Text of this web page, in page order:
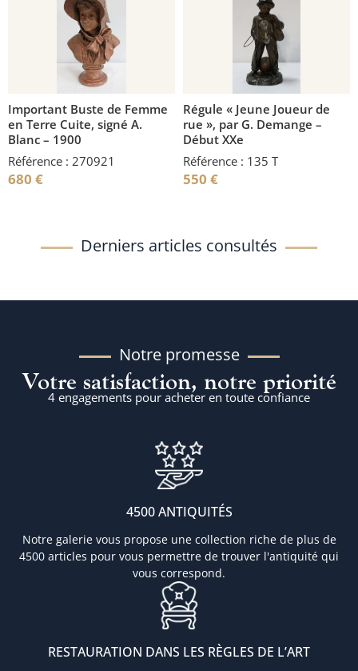
Important Buste de Femme
en Terre Cuite, signé A.
Blanc – 1900
Référence : 270921
680 €
Régule « Jeune Joueur de
rue », par G. Demange –
Début XXe
Référence : 135 T
550 €
Derniers articles consultés
Notre promesse
Votre satisfaction, notre priorité
4 engagements pour acheter en toute confiance
4500 ANTIQUITÉS
Notre galerie vous propose une collection riche de plus de
4500 articles pour vous permettre de trouver l'antiquité qui
vous correspond.
RESTAURATION DANS LES RÈGLES DE L’ART